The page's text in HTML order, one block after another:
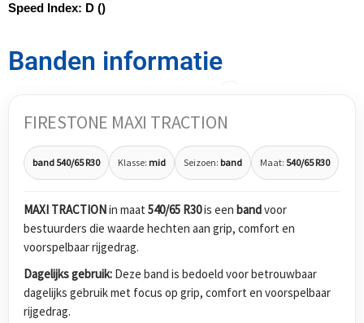
Speed Index: D ()
Banden informatie
FIRESTONE MAXI TRACTION
band 540/65 R30 Klasse: mid Seizoen: band Maat: 540/65 R30
MAXI TRACTIONin maat 540/65 R30is een bandvoor
bestuurders die waarde hechten aan grip, comfort en
voorspelbaar rijgedrag.
Dagelijks gebruik: Deze band is bedoeld voor betrouwbaar
dagelijks gebruik met focus op grip, comfort en voorspelbaar
rijgedrag.